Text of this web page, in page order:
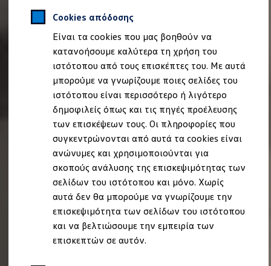
Cookies απόδοσης
Είναι τα cookies που μας βοηθούν να
κατανοήσουμε καλύτερα τη χρήση του
ιστότοπου από τους επισκέπτες του. Με αυτά
μπορούμε να γνωρίζουμε ποιες σελίδες του
ιστότοπου είναι περισσότερο ή λιγότερο
δημοφιλείς όπως και τις πηγές προέλευσης
των επισκέψεων τους. Οι πληροφορίες που
συγκεντρώνονται από αυτά τα cookies είναι
ανώνυμες και χρησιμοποιούνται για
σκοπούς ανάλυσης της επισκεψιμότητας των
σελίδων του ιστότοπου και μόνο. Χωρίς
αυτά δεν θα μπορούμε να γνωρίζουμε την
επισκεψιμότητα των σελίδων του ιστότοπου
και να βελτιώσουμε την εμπειρία των
επισκεπτών σε αυτόν.
Χρηματοδότηση και Leasing
Volkswagen Easy Living
Χρηματοδότηση Auto Credit
Χρηματοδότηση Classic Credit
Καινοτόμες Τεχνολογίες
Ιδιοκτήτες και υπηρεσίες After Sales
myVolkswagen
Service και γνήσια ανταλλακτικά
Επιθεώρηση & ΚΤΕΟ
Επισκευές & έλεγχοι
Λιπαντικά κινητήρα και υγρά
Τροχοί και ελαστικά
Οδική Βοήθεια
Volkswagen Service
Ανταλλακτικά Volkswagen
Γνήσια αξεσουάρ Volkswagen
Γνήσια αξεσουάρ Volkswagen ειδικά για κάθε
Εσωτερική και εξωτερική προστασία
Λύσεις μεταφοράς και αποσκευών
Ψυχαγωγία και ηλεκτρονικές συσκευές
Εξατομίκευση
Επιτοίχιος σταθμός φόρτισης και καλώδια